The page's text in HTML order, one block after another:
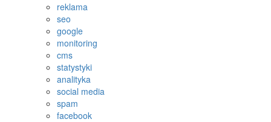
reklama
seo
google
monitoring
cms
statystyki
analityka
social media
spam
facebook